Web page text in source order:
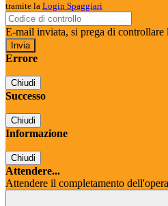
tramite la Login Spaggiari
E-mail inviata, si prega di controllare
Errore
Chiudi
Successo
Chiudi
Informazione
Chiudi
Attendere...
Attendere il completamento